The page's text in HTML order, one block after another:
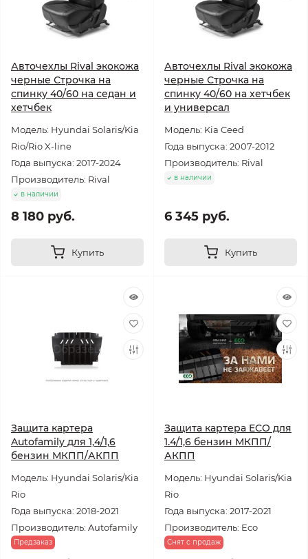
Авточехлы Rival экокожа
черные Строчка на
спинку 40/60 на седан и
хетчбек
Модель: Hyundai Solaris/Kia
Rio/Rio X-line
Года выпуска: 2017-2024
Производитель: Rival
в наличии
8 180 руб.
Купить
Авточехлы Rival экокожа
черные Строчка на
спинку 40/60 на хетчбек
и универсал
Модель: Kia Ceed
Года выпуска: 2007-2012
Производитель: Rival
в наличии
6 345 руб.
Купить
Защита картера
Autofamily для 1,4/1,6
бензин МКПП/АКПП
Модель: Hyundai Solaris/Kia
Rio
Года выпуска: 2018-2021
Производитель: Autofamily
Предзаказ
Защита картера ECO для
1.4/1,6 бензин МКПП/
АКПП
Модель: Hyundai Solaris/Kia
Rio
Года выпуска: 2017-2021
Производитель: Eco
Снят с продаж